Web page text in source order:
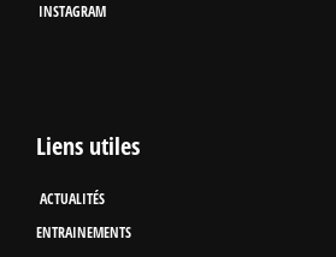
INSTAGRAM
Liens utiles
ACTUALITÉS
ENTRAINEMENTS